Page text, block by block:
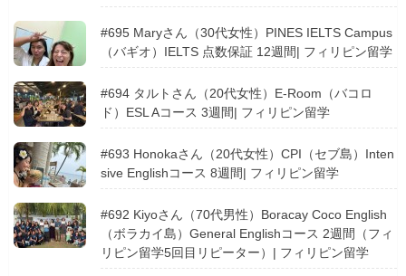
#695 Maryさん（30代女性）PINES IELTS Campus
（バギオ）IELTS 点数保証 12週間| フィリピン留学
#694 タルトさん（20代女性）E-Room（バコロ
ド）ESL Aコース 3週間| フィリピン留学
#693 Honokaさん（20代女性）CPI（セブ島）Inten
sive Englishコース 8週間| フィリピン留学
#692 Kiyoさん（70代男性）Boracay Coco English
（ボラカイ島）General Englishコース 2週間（フィ
リピン留学5回目リピーター）| フィリピン留学